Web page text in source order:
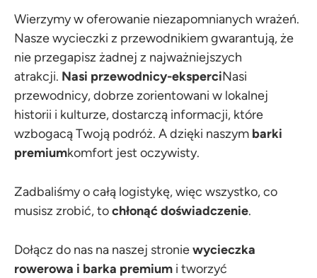
Wierzymy w oferowanie niezapomnianych wrażeń.
Nasze wycieczki z przewodnikiem gwarantują, że
nie przegapisz żadnej z najważniejszych
atrakcji. Nasi przewodnicy-eksperciNasi
przewodnicy, dobrze zorientowani w lokalnej
historii i kulturze, dostarczą informacji, które
wzbogacą Twoją podróż. A dzięki naszym barki
premiumkomfort jest oczywisty.
Zadbaliśmy o całą logistykę, więc wszystko, co
musisz zrobić, tochłonąć doświadczenie.
Dołącz do nas na naszej stroniewycieczka
rowerowa i barka premium i tworzyć